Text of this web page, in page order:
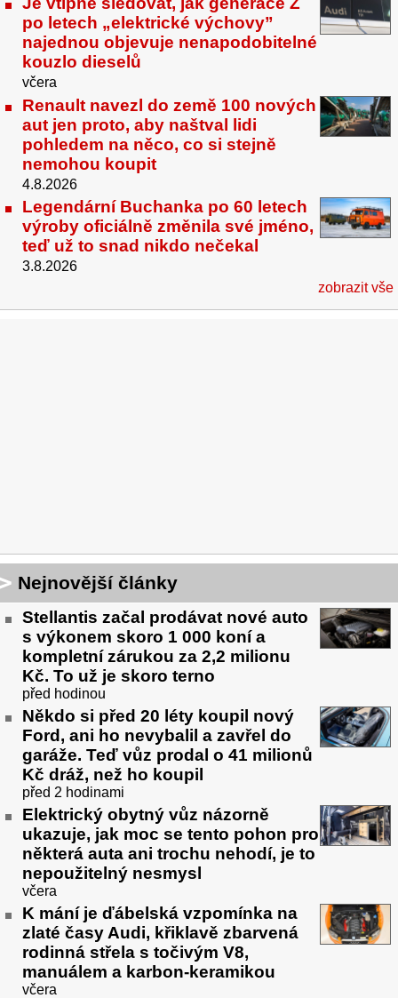
po letech „elektrické výchovy”
najednou objevuje nenapodobitelné
kouzlo dieselů
včera
Renault navezl do země 100 nových
aut jen proto, aby naštval lidi
pohledem na něco, co si stejně
nemohou koupit
4.8.2026
Legendární Buchanka po 60 letech
výroby oficiálně změnila své jméno,
teď už to snad nikdo nečekal
3.8.2026
zobrazit vše
Nejnovější články
Stellantis začal prodávat nové auto
s výkonem skoro 1 000 koní a
kompletní zárukou za 2,2 milionu
Kč. To už je skoro terno
před hodinou
Někdo si před 20 léty koupil nový
Ford, ani ho nevybalil a zavřel do
garáže. Teď vůz prodal o 41 milionů
Kč dráž, než ho koupil
před 2 hodinami
Elektrický obytný vůz názorně
ukazuje, jak moc se tento pohon pro
některá auta ani trochu nehodí, je to
nepoužitelný nesmysl
včera
K mání je ďábelská vzpomínka na
zlaté časy Audi, křiklavě zbarvená
rodinná střela s točivým V8,
manuálem a karbon-keramikou
včera